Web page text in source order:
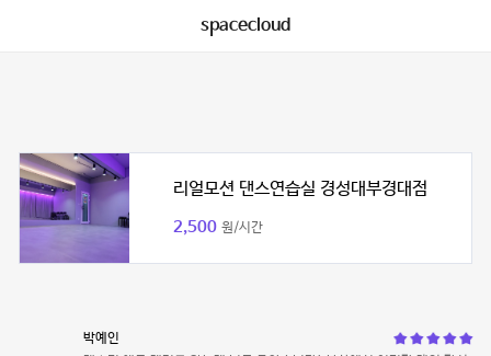
spacecloud
리얼모션 댄스연습실 경성대부경대점
2,500 원/시간
박예인